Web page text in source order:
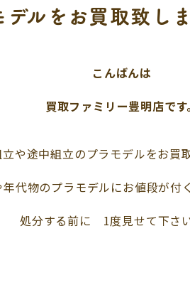
ルをお買取致しま
こんばんは
買取ファミリー豊明店です。
や途中組立のプラモデルをお買
代物のプラモデルにお値段が付
処分する前に 1度見せて下さ